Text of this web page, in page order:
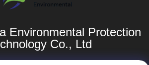
Environmental Protection
Co., Ltd.